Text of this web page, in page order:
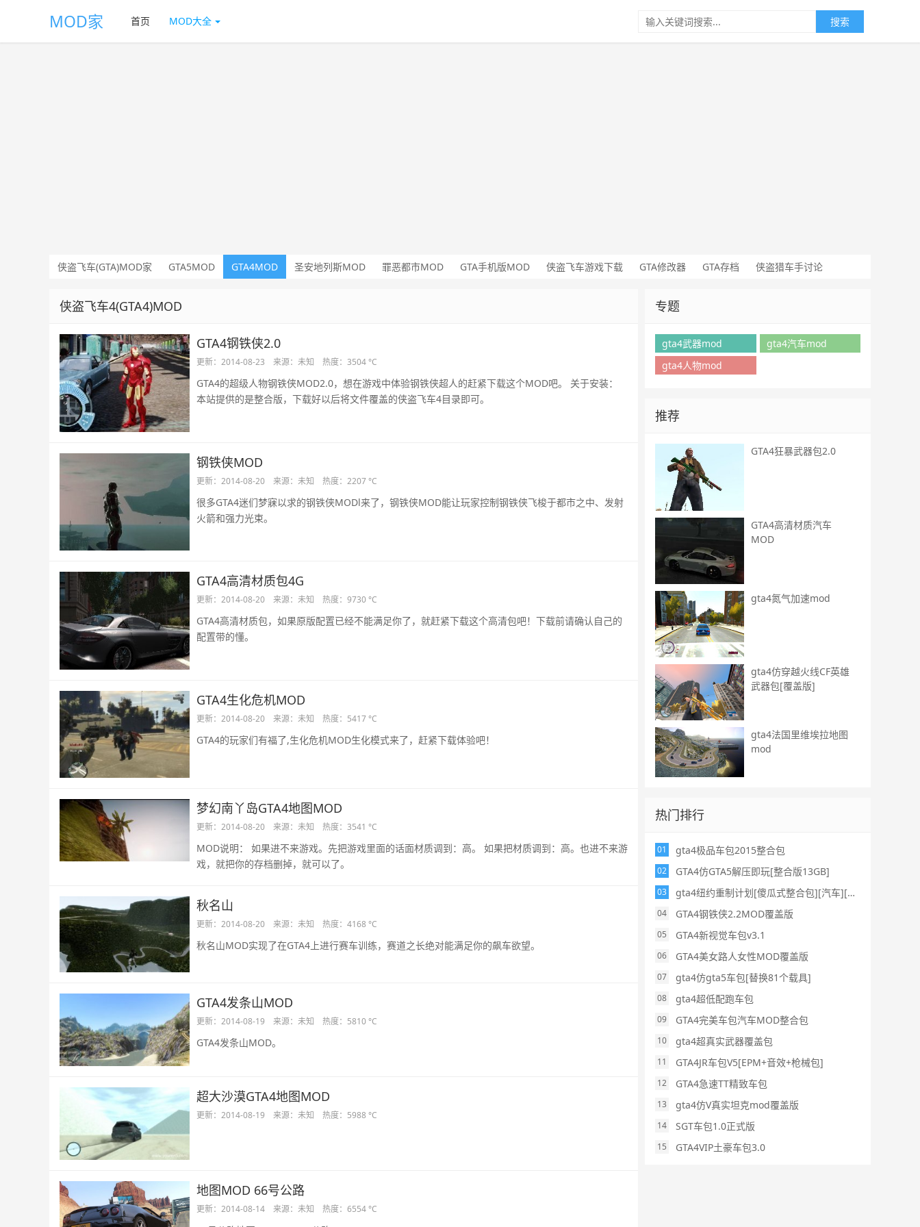
MOD家 首页 MOD大全 搜索
侠盗飞车(GTA)MOD家 GTA5MOD GTA4MOD 圣安地列斯MOD 罪恶都市MOD GTA手机版MOD 侠盗飞车游戏下载 GTA修改器 GTA存档 侠盗猎车手讨论
侠盗飞车4(GTA4)MOD
GTA4钢铁侠2.0
更新：2014-08-23 来源：未知 热度：3504 °C
GTA4的超级人物钢铁侠MOD2.0，想在游戏中体验钢铁侠超人的赶紧下载这个MOD吧。 关于安装：
本站提供的是整合版，下载好以后将文件覆盖的侠盗飞车4目录即可。
钢铁侠MOD
更新：2014-08-20 来源：未知 热度：2207 °C
很多GTA4迷们梦寐以求的钢铁侠MODl来了，钢铁侠MOD能让玩家控制钢铁侠飞梭于都市之中、发射
火箭和强力光束。
GTA4高清材质包4G
更新：2014-08-20 来源：未知 热度：9730 °C
GTA4高清材质包，如果原版配置已经不能满足你了，就赶紧下载这个高清包吧！下载前请确认自己的
配置带的懂。
GTA4生化危机MOD
更新：2014-08-20 来源：未知 热度：5417 °C
GTA4的玩家们有福了,生化危机MOD生化模式来了，赶紧下载体验吧！
梦幻南丫岛GTA4地图MOD
更新：2014-08-20 来源：未知 热度：3541 °C
MOD说明： 如果进不来游戏。先把游戏里面的话面材质调到：高。 如果把材质调到：高。也进不来游
戏，就把你的存档删掉，就可以了。
秋名山
更新：2014-08-20 来源：未知 热度：4168 °C
秋名山MOD实现了在GTA4上进行赛车训练，赛道之长绝对能满足你的飙车欲望。
GTA4发条山MOD
更新：2014-08-19 来源：未知 热度：5810 °C
GTA4发条山MOD。
超大沙漠GTA4地图MOD
更新：2014-08-19 来源：未知 热度：5988 °C
地图MOD 66号公路
更新：2014-08-14 来源：未知 热度：6554 °C
专题
gta4武器mod
gta4汽车mod
gta4人物mod
推荐
GTA4狂暴武器包2.0
GTA4高清材质汽车
MOD
gta4氮气加速mod
gta4仿穿越火线CF英雄
武器包[覆盖版]
gta4法国里维埃拉地图
mod
热门排行
01 gta4极品车包2015整合包
02 GTA4仿GTA5解压即玩[整合版13GB]
03 gta4纽约重制计划[傻瓜式整合包][汽车][武器][地图]
04 GTA4钢铁侠2.2MOD覆盖版
05 GTA4新视觉车包v3.1
06 GTA4美女路人女性MOD覆盖版
07 gta4仿gta5车包[替换81个载具]
08 gta4超低配跑车包
09 GTA4完美车包汽车MOD整合包
10 gta4超真实武器覆盖包
11 GTA4JR车包V5[EPM+音效+枪械包]
12 GTA4急速TT精致车包
13 gta4仿V真实坦克mod覆盖版
14 SGT车包1.0正式版
15 GTA4VIP土豪车包3.0